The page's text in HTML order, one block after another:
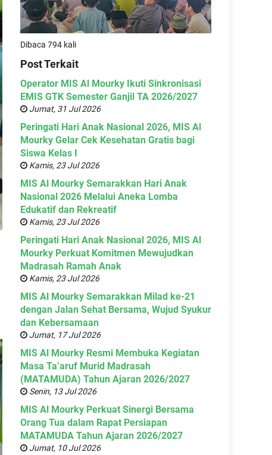
Dibaca 794 kali
Post Terkait
Operator MIS Al Mourky Ikuti Sinkronisasi
EMIS GTK Semester Ganjil TA 2026/2027
Jumat, 31 Jul 2026
Peringati Hari Anak Nasional 2026, MIS Al
Mourky Gelar Cek Kesehatan Gratis bagi
Siswa Kelas I
Kamis, 23 Jul 2026
MIS Al Mourky Semarakkan Hari Anak
Nasional 2026 Melalui Aneka Lomba
Edukatif dan Rekreatif
Kamis, 23 Jul 2026
Peringati Hari Anak Nasional 2026, MIS Al
Mourky Perkuat Komitmen Mewujudkan
Madrasah Ramah Anak
Kamis, 23 Jul 2026
MIS Al Mourky Semarakkan Milad ke-21
dengan Jalan Sehat Bersama, Wujud Syukur
dan Kebersamaan
Jumat, 17 Jul 2026
MIS Al Mourky Resmi Membuka Kegiatan
Masa Ta’aruf Murid Madrasah
(MATAMUDA) Tahun Ajaran 2026/2027
Senin, 13 Jul 2026
MIS Al Mourky Perkuat Sinergi Bersama
Orang Tua dalam Rapat Persiapan
MATAMUDA Tahun Ajaran 2026/2027
Jumat, 10 Jul 2026